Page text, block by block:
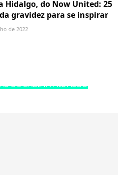
Hidalgo, do Now United: 25
gravidez para se inspirar
de 2022
DE SABINA HIDALGO